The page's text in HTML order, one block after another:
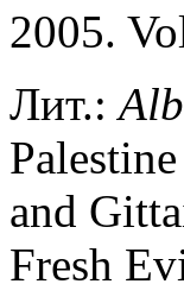
2005.
Лит.:
and
Fresh